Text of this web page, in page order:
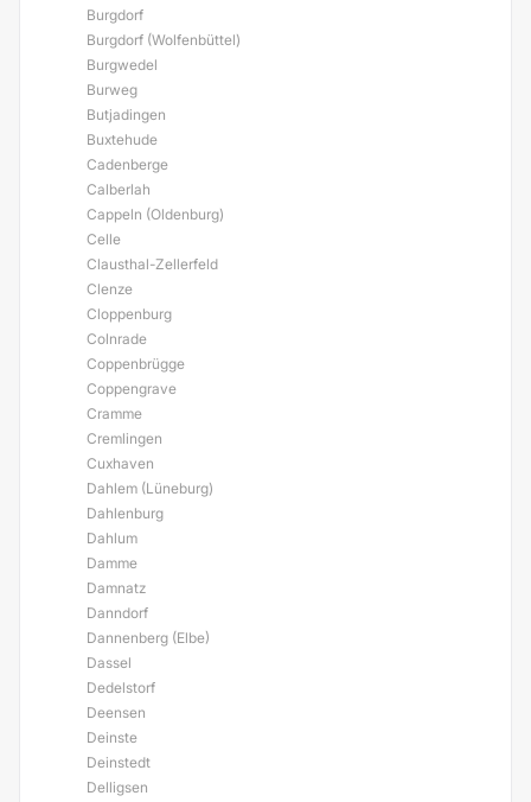
Burgdorf
Burgdorf (Wolfenbüttel)
Burgwedel
Burweg
Butjadingen
Buxtehude
Cadenberge
Calberlah
Cappeln (Oldenburg)
Celle
Clausthal-Zellerfeld
Clenze
Cloppenburg
Colnrade
Coppenbrügge
Coppengrave
Cramme
Cremlingen
Cuxhaven
Dahlem (Lüneburg)
Dahlenburg
Dahlum
Damme
Damnatz
Danndorf
Dannenberg (Elbe)
Dassel
Dedelstorf
Deensen
Deinste
Deinstedt
Delligsen